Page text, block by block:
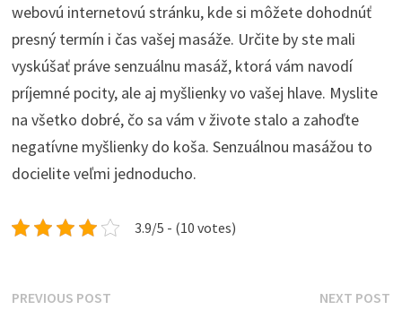
webovú internetovú stránku, kde si môžete dohodnúť
presný termín i čas vašej masáže. Určite by ste mali
vyskúšať práve senzuálnu masáž, ktorá vám navodí
príjemné pocity, ale aj myšlienky vo vašej hlave. Myslite
na všetko dobré, čo sa vám v živote stalo a zahoďte
negatívne myšlienky do koša. Senzuálnou masážou to
docielite veľmi jednoducho.
3.9/5 - (10 votes)
Post
PREVIOUS POSTPrevious
NEXT POST